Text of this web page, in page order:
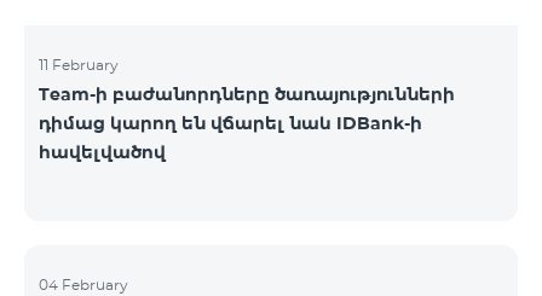
11 February
Team-ի բաժանորդները ծառայությունների
դիմաց կարող են վճարել նաև IDBank-ի
հավելվածով
04 February